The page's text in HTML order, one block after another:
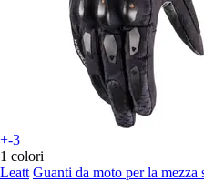
+-3
1 colori
Leatt Guanti da moto per la